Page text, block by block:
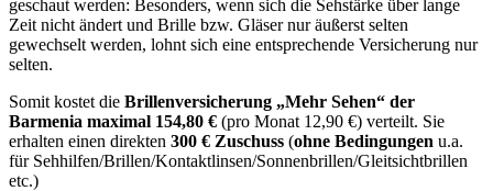
geschaut werden: Besonders, wenn sich die Sehstärke über lange
Zeit nicht ändert und Brille bzw. Gläser nur äußerst selten
gewechselt werden, lohnt sich eine entsprechende Versicherung nur
selten.
Somit kostet die Brillenversicherung „Mehr Sehen“ der
Barmenia maximal 154,80 € (pro Monat 12,90 €) verteilt. Sie
erhalten einen direkten 300 € Zuschuss (ohne Bedingungen u.a.
für Sehhilfen/Brillen/Kontaktlinsen/Sonnenbrillen/Gleitsichtbrillen
etc.)